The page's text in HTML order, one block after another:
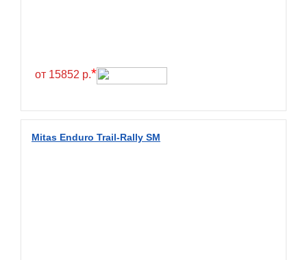
от 15852 р.*
Mitas Enduro Trail-Rally SM